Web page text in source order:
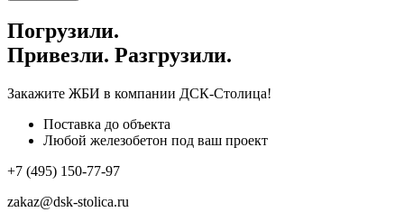
Погрузили.
Привезли. Разгрузили.
Закажите ЖБИ в компании ДСК-Столица!
Поставка до объекта
Любой железобетон под ваш проект
+7 (495) 150-77-97
zakaz@dsk-stolica.ru